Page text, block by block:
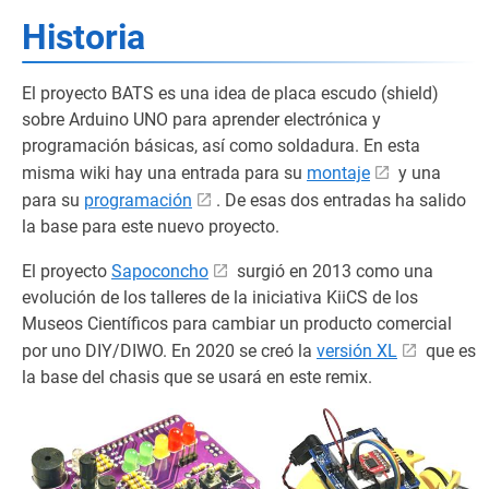
Historia
El proyecto BATS es una idea de placa escudo (shield)
sobre Arduino UNO para aprender electrónica y
programación básicas, así como soldadura. En esta
misma wiki hay una entrada para su montaje
y una
para su programación
. De esas dos entradas ha salido
la base para este nuevo proyecto.
El proyecto Sapoconcho
surgió en 2013 como una
evolución de los talleres de la iniciativa KiiCS de los
Museos Científicos para cambiar un producto comercial
por uno DIY/DIWO. En 2020 se creó la versión XL
que es
la base del chasis que se usará en este remix.